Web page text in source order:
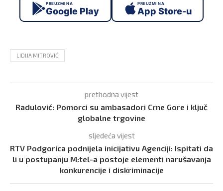
PREUZMI NA
Google Play
PREUZMI NA
App Store-u
LIDIJA MITROVIĆ
prethodna vijest
Radulović: Pomorci su ambasadori Crne Gore i ključ
globalne trgovine
sljedeća vijest
RTV Podgorica podnijela inicijativu Agenciji: Ispitati da
li u postupanju M:tel-a postoje elementi narušavanja
konkurencije i diskriminacije